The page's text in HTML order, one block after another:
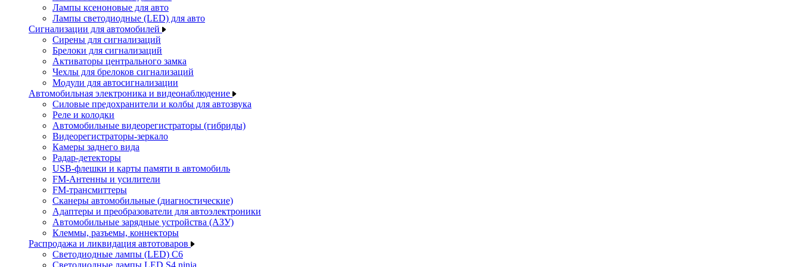
Лампы ксеноновые для авто
Лампы светодиодные (LED) для авто
Сигнализации для автомобилей
Сирены для сигнализаций
Брелоки для сигнализаций
Активаторы центрального замка
Чехлы для брелоков сигнализаций
Модули для автосигнализации
Автомобильная электроника и видеонаблюдение
Силовые предохранители и колбы для автозвука
Реле и колодки
Автомобильные видеорегистраторы (гибриды)
Видеорегистраторы-зеркало
Камеры заднего вида
Радар-детекторы
USB-флешки и карты памяти в автомобиль
FM-Антенны и усилители
FM-трансмиттеры
Сканеры автомобильные (диагностические)
Адаптеры и преобразователи для автоэлектроники
Автомобильные зарядные устройства (АЗУ)
Клеммы, разъемы, коннекторы
Распродажа и ликвидация автотоваров
Светодиодные лампы (LED) C6
Светодиодные лампы LED S4 ninja